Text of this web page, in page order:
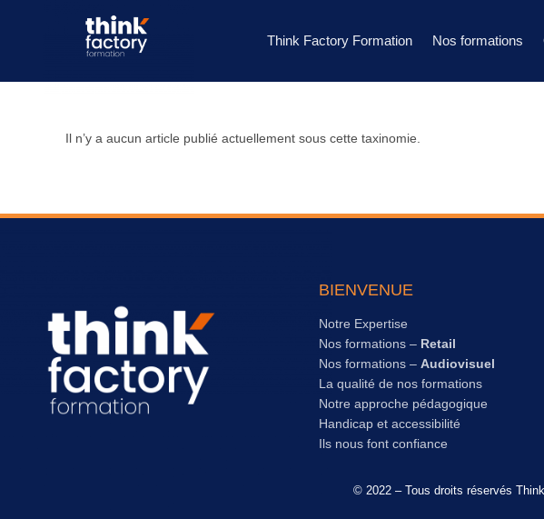
Think Factory Formation Nos formations
Il n’y a aucun article publié actuellement sous cette taxinomie.
BIENVENUE
Notre Expertise
Nos formations – Retail
Nos formations – Audiovisuel
La qualité de nos formations
Notre approche pédagogique
Handicap et accessibilité
Ils nous font confiance
© 2022 – Tous droits réservés